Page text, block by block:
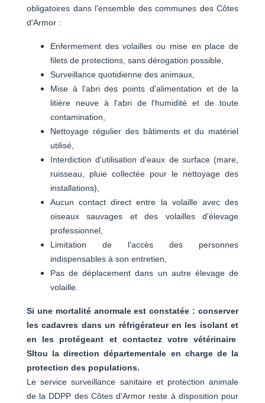
obligatoires dans l'ensemble des communes des Côtes
d'Armor :
Enfermement des volailles ou mise en place de
filets de protections, sans dérogation possible,
Surveillance quotidienne des animaux,
Mise à l'abri des points d'alimentation et de la
litière neuve à l'abri de l'humidité et de toute
contamination,
Nettoyage régulier des bâtiments et du matériel
utilisé,
Interdiction d'utilisation d'eaux de surface (mare,
ruisseau, pluie collectée pour le nettoyage des
installations),
Aucun contact direct entre la volaille avec des
oiseaux sauvages et des volailles d'élevage
professionnel,
Limitation de l'accès des personnes
indispensables à son entretien,
Pas de déplacement dans un autre élevage de
volaille.
Si une mortalité anormale est constatée : conserver
les cadavres dans un réfrigérateur en les isolant et
en les protégeant et contactez votre vétérinaire
SItou la direction départementale en charge de la
protection des populations.
Le service surveillance sanitaire et protection animale
de la DDPP des Côtes d'Armor reste à disposition pour